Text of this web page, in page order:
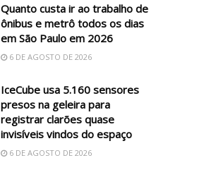
Quanto custa ir ao trabalho de
ônibus e metrô todos os dias
em São Paulo em 2026
6 DE AGOSTO DE 2026
IceCube usa 5.160 sensores
presos na geleira para
registrar clarões quase
invisíveis vindos do espaço
6 DE AGOSTO DE 2026